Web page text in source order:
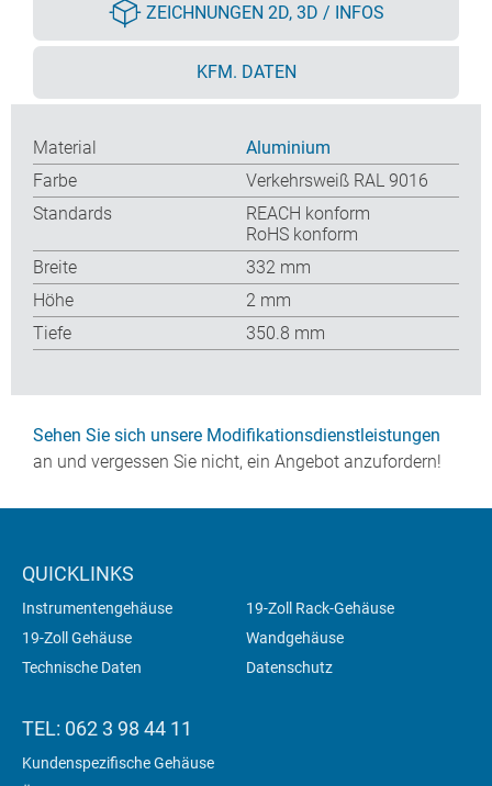
ZEICHNUNGEN 2D, 3D / INFOS
KFM. DATEN
Material
Aluminium
Farbe
Verkehrsweiß RAL 9016
Standards
REACH konform
RoHS konform
Breite
332 mm
Höhe
2 mm
Tiefe
350.8 mm
Sehen Sie sich unsere Modifikationsdienstleistungen
an und vergessen Sie nicht, ein Angebot anzufordern!
QUICKLINKS
Instrumentengehäuse
19-Zoll Rack-Gehäuse
19-Zoll Gehäuse
Wandgehäuse
Technische Daten
Datenschutz
TEL: 062 3 98 44 11
Kundenspezifische Gehäuse